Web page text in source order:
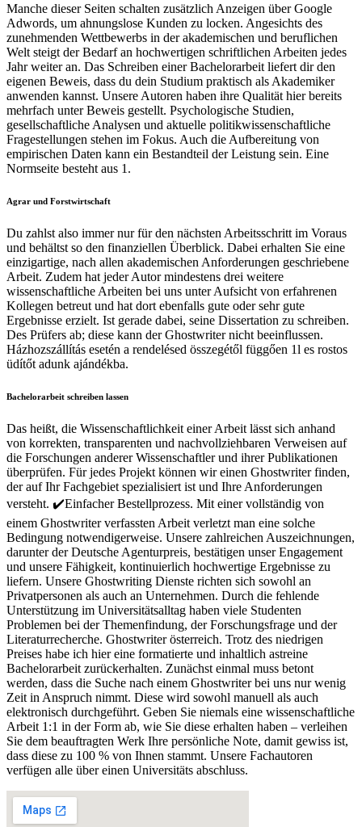
Manche dieser Seiten schalten zusätzlich Anzeigen über Google
Adwords, um ahnungslose Kunden zu locken. Angesichts des
zunehmenden Wettbewerbs in der akademischen und beruflichen
Welt steigt der Bedarf an hochwertigen schriftlichen Arbeiten jedes
Jahr weiter an. Das Schreiben einer Bachelorarbeit liefert dir den
eigenen Beweis, dass du dein Studium praktisch als Akademiker
anwenden kannst. Unsere Autoren haben ihre Qualität hier bereits
mehrfach unter Beweis gestellt. Psychologische Studien,
gesellschaftliche Analysen und aktuelle politikwissenschaftliche
Fragestellungen stehen im Fokus. Auch die Aufbereitung von
empirischen Daten kann ein Bestandteil der Leistung sein. Eine
Normseite besteht aus 1.
Agrar und Forstwirtschaft
Du zahlst also immer nur für den nächsten Arbeitsschritt im Voraus
und behältst so den finanziellen Überblick. Dabei erhalten Sie eine
einzigartige, nach allen akademischen Anforderungen geschriebene
Arbeit. Zudem hat jeder Autor mindestens drei weitere
wissenschaftliche Arbeiten bei uns unter Aufsicht von erfahrenen
Kollegen betreut und hat dort ebenfalls gute oder sehr gute
Ergebnisse erzielt. Ist gerade dabei, seine Dissertation zu schreiben.
Des Prüfers ab; diese kann der Ghostwriter nicht beeinflussen.
Házhozszállítás esetén a rendelésed összegétől függően 1l es rostos
üdítőt adunk ajándékba.
Bachelorarbeit schreiben lassen
Das heißt, die Wissenschaftlichkeit einer Arbeit lässt sich anhand
von korrekten, transparenten und nachvollziehbaren Verweisen auf
die Forschungen anderer Wissenschaftler und ihrer Publikationen
überprüfen. Für jedes Projekt können wir einen Ghostwriter finden,
der auf Ihr Fachgebiet spezialisiert ist und Ihre Anforderungen
versteht. ✔️Einfacher Bestellprozess. Mit einer vollständig von
einem Ghostwriter verfassten Arbeit verletzt man eine solche
Bedingung notwendigerweise. Unsere zahlreichen Auszeichnungen,
darunter der Deutsche Agenturpreis, bestätigen unser Engagement
und unsere Fähigkeit, kontinuierlich hochwertige Ergebnisse zu
liefern. Unsere Ghostwriting Dienste richten sich sowohl an
Privatpersonen als auch an Unternehmen. Durch die fehlende
Unterstützung im Universitätsalltag haben viele Studenten
Problemen bei der Themenfindung, der Forschungsfrage und der
Literaturrecherche. Ghostwriter österreich. Trotz des niedrigen
Preises habe ich hier eine formatierte und inhaltlich astreine
Bachelorarbeit zurückerhalten. Zunächst einmal muss betont
werden, dass die Suche nach einem Ghostwriter bei uns nur wenig
Zeit in Anspruch nimmt. Diese wird sowohl manuell als auch
elektronisch durchgeführt. Geben Sie niemals eine wissenschaftliche
Arbeit 1:1 in der Form ab, wie Sie diese erhalten haben – verleihen
Sie dem beauftragten Werk Ihre persönliche Note, damit gewiss ist,
dass diese zu 100 % von Ihnen stammt. Unsere Fachautoren
verfügen alle über einen Universitäts abschluss.